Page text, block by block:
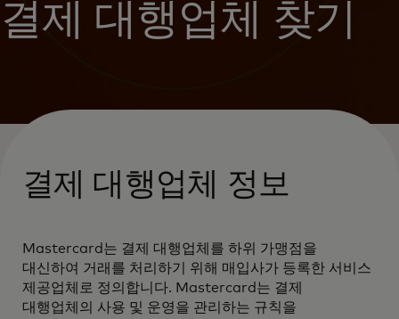
결제 대행업체 찾기
결제 대행업체 정보
Mastercard는 결제 대행업체를 하위 가맹점을
대신하여 거래를 처리하기 위해 매입사가 등록한 서비스
제공업체로 정의합니다. Mastercard는 결제
대행업체의 사용 및 운영을 관리하는 규칙을